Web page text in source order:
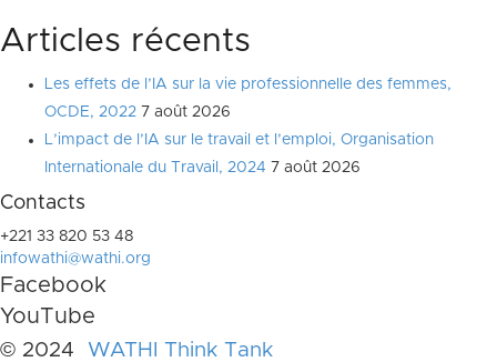
Articles récents
Les effets de l’IA sur la vie professionnelle des femmes,
OCDE, 2022 7 août 2026
L’impact de l’IA sur le travail et l’emploi, Organisation
Internationale du Travail, 2024 7 août 2026
Contacts
+221 33 820 53 48
infowathi@wathi.org
Facebook
YouTube
© 2024 WATHI Think Tank